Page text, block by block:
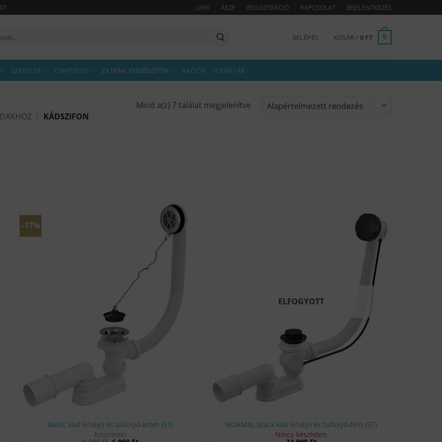
GYIK ÁSZF REGISZTRÁCIÓ KAPCSOLAT BEJELENTKEZÉS
BELÉPÉS KOSÁR / 0 FT 0
SZANITER CSAPTELEP EXTRÁK, KIEGÉSZÍTŐK AKCIÓK TUDÁSTÁR
KÁDSZIFON
Mind a(z) 7 találat megjelenítve
-17%
BASIC kád lefolyó és túlfolyó-króm (57)
Készleten
ELFOGYOTT
NORMAL black kád lefolyó és túlfolyó-fém (57)
Nincs készleten